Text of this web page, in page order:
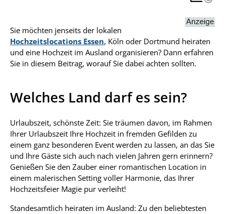
Sie möchten jenseits der lokalen
Hochzeitslocations Essen, Köln oder Dortmund heiraten
und eine Hochzeit im Ausland organisieren? Dann erfahren
Sie in diesem Beitrag, worauf Sie dabei achten sollten.
Welches Land darf es sein?
Urlaubszeit, schönste Zeit: Sie träumen davon, im Rahmen
Ihrer Urlaubszeit Ihre Hochzeit in fremden Gefilden zu
einem ganz besonderen Event werden zu lassen, an das Sie
und Ihre Gäste sich auch nach vielen Jahren gern erinnern?
Genießen Sie den Zauber einer romantischen Location in
einem malerischen Setting voller Harmonie, das Ihrer
Hochzeitsfeier Magie pur verleiht!
Standesamtlich heiraten im Ausland: Zu den beliebtesten